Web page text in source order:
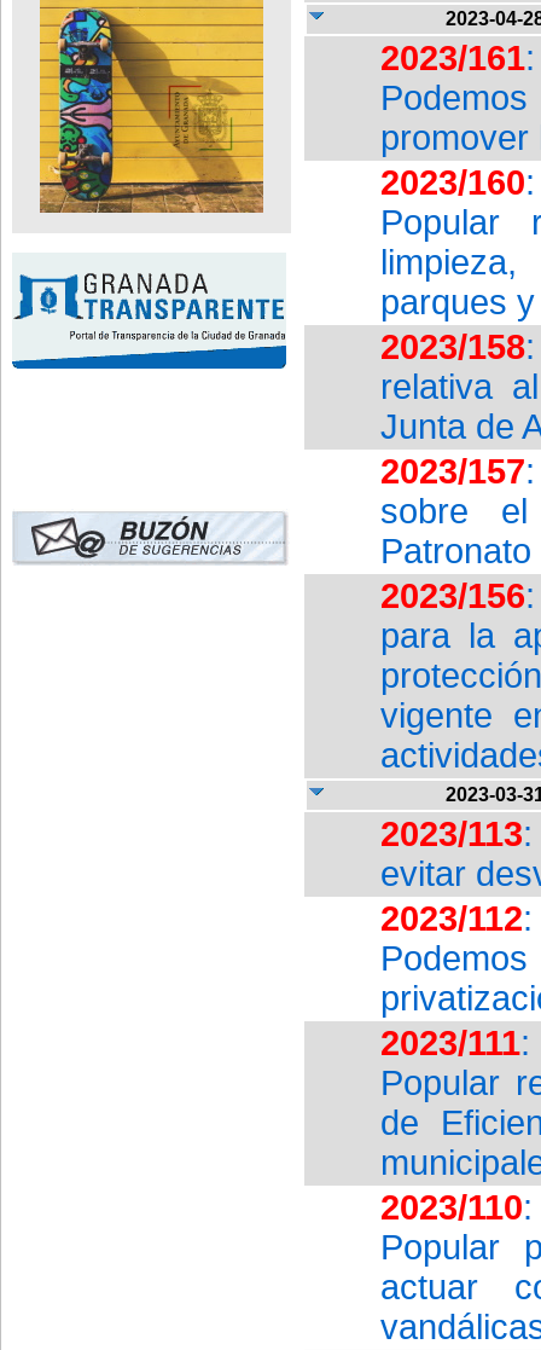
2023-04-
2023/161
promover
2023/160
Popular
parques
2023/158
relativa
Junta de
2023/157
sobre
2023/156
para la
vigente
2023-03-
2023/113
evitar
2023/112
2023/111:
Popular
de
2023/110
Popular
actuar